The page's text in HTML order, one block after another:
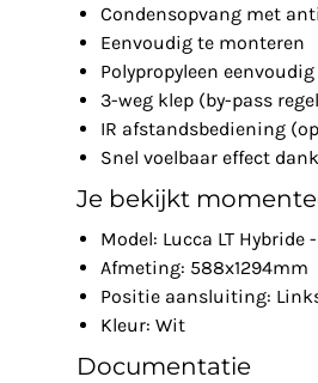
Condensopvang met
Eenvoudig te monteren
Polypropyleen
3-weg klep (by-pass
IR afstandsbediening
Snel voelbaar effect
Je bekijkt
Model: Lucca LT Hybride
Afmeting: 588x1294mm
Positie aansluiting:
Kleur: Wit
Documentatie